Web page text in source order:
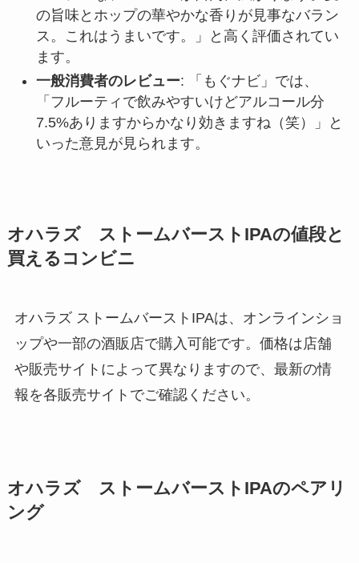
の旨味とホップの華やかな香りが見事なバラン
ス。これはうまいです。」と高く評価されてい
ます。
一般消費者のレビュー: 「もぐナビ」では、
「フルーティで飲みやすいけどアルコール分
7.5%ありますからかなり効きますね（笑）」と
いった意見が見られます。
オハラズ ストームバーストIPAの値段と
買えるコンビニ
オハラズ ストームバーストIPAは、オンラインショ
ップや一部の酒販店で購入可能です。価格は店舗
や販売サイトによって異なりますので、最新の情
報を各販売サイトでご確認ください。
オハラズ ストームバーストIPAのペアリ
ング